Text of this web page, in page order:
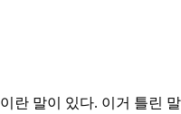
란 말이 있다. 이거 틀린